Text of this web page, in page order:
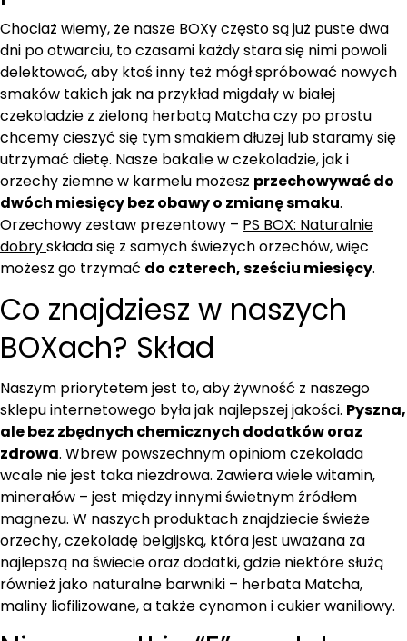
Chociaż wiemy, że nasze BOXy często są już puste dwa
dni po otwarciu, to czasami każdy stara się nimi powoli
delektować, aby ktoś inny też mógł spróbować nowych
smaków takich jak na przykład migdały w białej
czekoladzie z zieloną herbatą Matcha czy po prostu
chcemy cieszyć się tym smakiem dłużej lub staramy się
utrzymać dietę. Nasze bakalie w czekoladzie, jak i
orzechy ziemne w karmelu możesz przechowywać do
dwóch miesięcy bez obawy o zmianę smaku.
Orzechowy zestaw prezentowy – PS BOX: Naturalnie
dobryskłada się z samych świeżych orzechów, więc
możesz go trzymać do czterech, sześciu miesięcy.
Co znajdziesz w naszych
BOXach? Skład
Naszym priorytetem jest to, aby żywność z naszego
sklepu internetowego była jak najlepszej jakości. Pyszna,
ale bez zbędnych chemicznych dodatków oraz
zdrowa. Wbrew powszechnym opiniom czekolada
wcale nie jest taka niezdrowa. Zawiera wiele witamin,
minerałów – jest między innymi świetnym źródłem
magnezu. W naszych produktach znajdziecie świeże
orzechy, czekoladę belgijską, która jest uważana za
najlepszą na świecie oraz dodatki, gdzie niektóre służą
również jako naturalne barwniki – herbata Matcha,
maliny liofilizowane, a także cynamon i cukier waniliowy.